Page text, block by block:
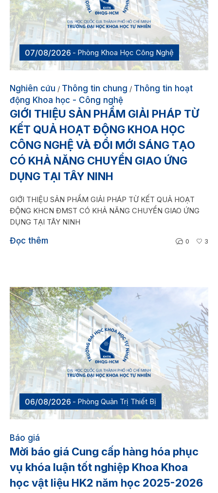
07/08/2026 Phòng Khoa Học Công Nghệ
Nghiên cứu / Thông tin chung / Thông tin hoạt
động Khoa học - Công nghệ
GIỚI THIỆU SẢN PHẨM GIẢI PHÁP TỪ
KẾT QUẢ HOẠT ĐỘNG KHOA HỌC
CÔNG NGHỆ VÀ ĐỔI MỚI SÁNG TẠO
CÓ KHẢ NĂNG CHUYỂN GIAO ỨNG
DỤNG TẠI TÂY NINH
GIỚI THIỆU SẢN PHẨM GIẢI PHÁP TỪ KẾT QUẢ HOẠT
ĐỘNG KHCN ĐMST CÓ KHẢ NĂNG CHUYỂN GIAO ỨNG
DỤNG TẠI TÂY NINH
Đọc thêm 0 3
06/08/2026 Phòng Quản Trị Thiết Bị
Báo giá
Mời báo giá Cung cấp hàng hóa phục
vụ khóa luận tốt nghiệp Khoa Khoa
học vật liệu HK2 năm học 2025-2026